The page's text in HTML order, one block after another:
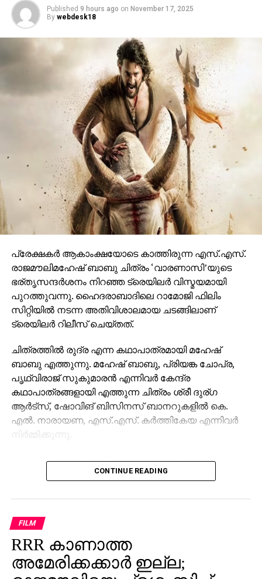
പ്രേക്ഷകര്‍ ആകാംക്ഷയോടെ കാത്തിരുന്ന എസ്.എസ്.
ഭര്തൃസന്ദര്‍ശനം നിറഞ്ഞ ട്രെയിലര്‍ വിസ്മയമായി
പുറത്തുവന്നു. ഹൈദരാബാദിലെ റാമോജി ഫിലിം
സിറ്റിയില്‍ നടന്ന അതിവിശാലമായ ചടങ്ങിലാണ്
ട്രെയിലര്‍ റിലീസ് ചെയ്തത്.
ചിത്രത്തില്‍ രുദ്ര എന്ന കഥാപാത്രമായി മഹേഷ്
പൃഥ്വിരാജ് സുകുമാരന്‍ എന്നിവര്‍ കേന്ദ്ര
കഥാപാത്രങ്ങളായി എത്തുന്ന ചിത്രം ശ്രീ ദുര്ഗ
ആര്‍ട്‌സ്, ഷോവിങ് ബിസിനസ് ബാനറുകളില്‍ കെ.
എല്‍. നാരായണ, എസ്.എസ്. കര്‍ത്തികേയ എന്നിവര്‍
നിര്‍മ്മിക്കുന്നു.
കീരവാണിയാണ് സംഗീതം ഒരുക്കുന്നത്. പുറത്തിറങ്ങിയ
കാഴ്ചകളുമായി ട്രെയിലര്‍ ലോകവ്യാപകമായി
ട്രെന്‍ഡിങ് പട്ടികയില്‍ മുന്നിലാണ്. 130ണ്മ100 അടി
ട്രെയിലര്‍ സി.ഇ. 512-ലെ വാരണാസിയുടെ
ദൃശ്യങ്ങളോടെ തുടങ്ങുന്നു. തുടര്‍ന്ന് 2027ല്‍
ഭൂമിയിലേക്ക് വരുന്നു എന്നു കാണിക്കുന്ന ‘ശാംഭവി’ എന്ന
ഛിന്നഗ്രഹം, അന്റാര്‍ട്ടിക്കയിലെ റോസ് ഐസ്
FILM
RRR കാണാത്ത
അമേരിക്കക്കാര്‍ ഇല്ല;
രാജമൗലിയെ പ്രശംസിച്ച്
ഹോളിവുഡ് താരം ജെസി